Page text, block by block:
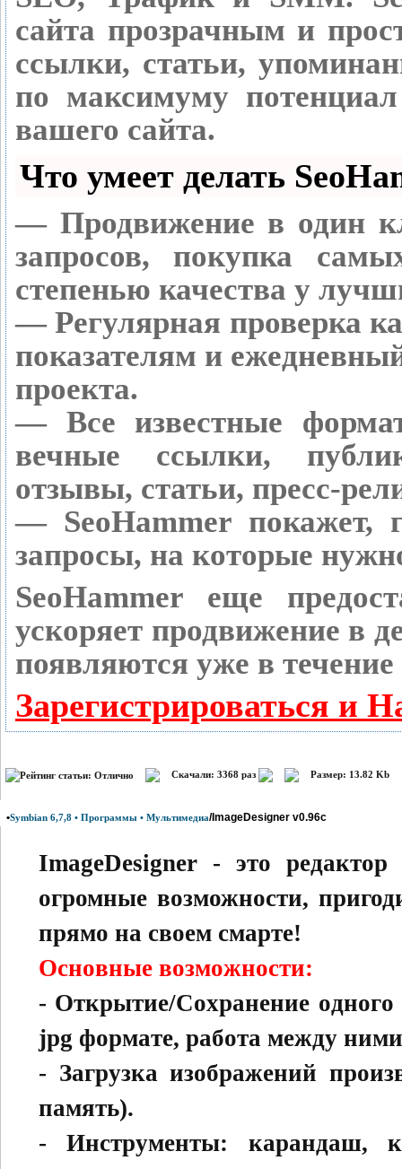
сайта прозрачным и
ссылки, статьи,
по максимуму
вашего сайта.
Что умеет делать
— Продвижение в один
запросов, покупка
степенью качества у
— Регулярная проверка
показателям и
проекта.
— Все известные
вечные ссылки,
отзывы, статьи, пресс-
— SeoHammer покажет,
запросы, на которые
SeoHammer еще
ускоряет продвижение в
появляются уже в
Зарегистрироваться и
Скачали: 3368 раз Размер: 13.82 Kb
•Symbian 6,7,8 • Программы • Мультимедиа/ImageDesigner v0.96c
ImageDesigner - это
огромные возможности,
прямо на своем смарте!
Ocнoвныe вoзмoжнocти:
- Oткpытиe/Coxpaнeниe
jpg фopмaтe, paбoтa мeждy
- Зaгpyзкa изoбpaжeний
пaмять).
- Инcтpyмeнты: кapaндaш,